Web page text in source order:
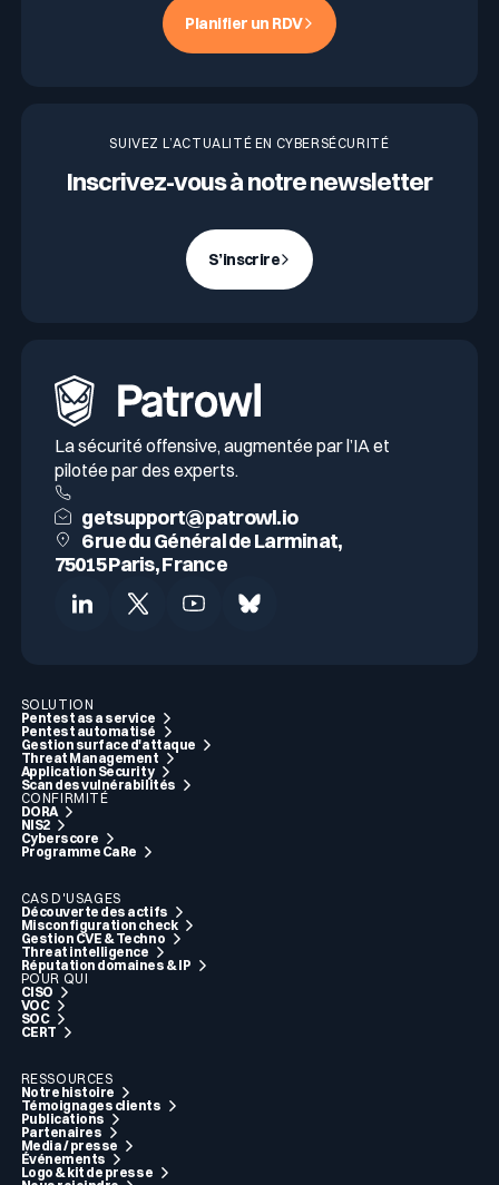
Planifier un RDV
SUIVEZ L’ACTUALITÉ EN CYBERSÉCURITÉ
Inscrivez-vous à notre newsletter
S’inscrire
La sécurité offensive, augmentée par l’IA et
pilotée par des experts.
getsupport@patrowl.io
6 rue du Général de Larminat,
75015 Paris, France
SOLUTION
Pentest as a service
Pentest automatisé
Gestion surface d'attaque
Threat Management
Application Security
Scan des vulnérabilités
CONFIRMITÉ
DORA
NIS2
Cyberscore
Programme CaRe
CAS D'USAGES
Découverte des actifs
Misconfiguration check
Gestion CVE & Techno
Threat intelligence
Réputation domaines & IP
POUR QUI
CISO
VOC
SOC
CERT
RESSOURCES
Notre histoire
Témoignages clients
Publications
Partenaires
Media / presse
Événements
Logo & kit de presse